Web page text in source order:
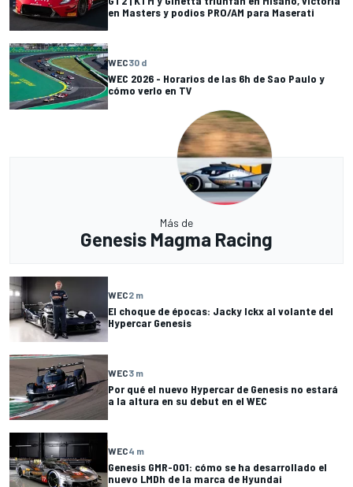
en Masters y podios PRO/AM para Maserati
WEC30 d
WEC 2026 - Horarios de las 6h de Sao Paulo y
cómo verlo en TV
Más de
Genesis Magma Racing
WEC2 m
El choque de épocas: Jacky Ickx al volante del
Hypercar Genesis
WEC3 m
Por qué el nuevo Hypercar de Genesis no estará
a la altura en su debut en el WEC
WEC4 m
Genesis GMR-001: cómo se ha desarrollado el
nuevo LMDh de la marca de Hyundai